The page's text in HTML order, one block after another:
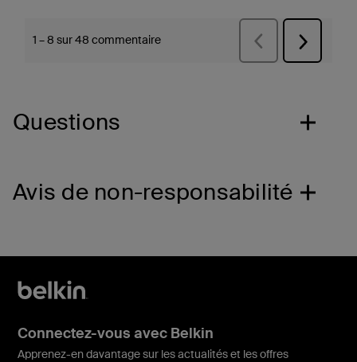
Questions
Avis de non-responsabilité
Connectez-vous avec Belkin
Apprenez-en davantage sur les actualités et les offres